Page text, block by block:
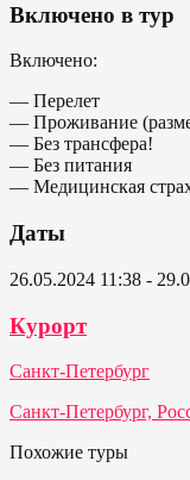
Включено в тур
Включено:
— Перелет
— Проживание
— Без трансфера!
— Без питания
— Медицинская
Даты
26.05.2024 11:38 -
Курорт
Санкт-Петербург
Санкт-Петербург,
Похожие туры